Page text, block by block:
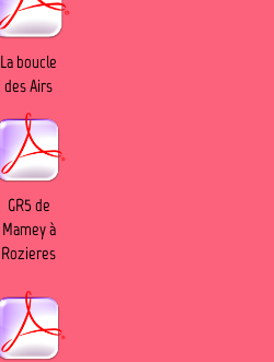
La boucle
des Airs
GR5 de
Mamey à
Rozieres